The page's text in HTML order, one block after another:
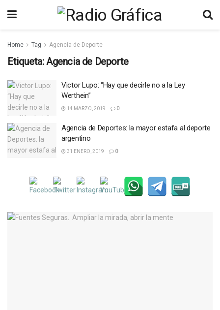
Home Tag Agencia de Deporte
Etiqueta:Agencia de Deporte
Victor Lupo: “Hay que decirle no a la Ley
Werthein”
14 MARZO, 2019 0
Agencia de Deportes: la mayor estafa al deporte
argentino
31 ENERO, 2019 0